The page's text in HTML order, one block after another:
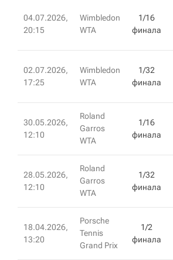
04.07.2026,
20:15
Wimbledon
WTA
1/16
финала
02.07.2026,
17:25
Wimbledon
WTA
1/32
финала
30.05.2026,
12:10
Roland
Garros
WTA
1/16
финала
28.05.2026,
12:10
Roland
Garros
WTA
1/32
финала
18.04.2026,
13:20
Porsche
Tennis
Grand Prix
1/2
финала